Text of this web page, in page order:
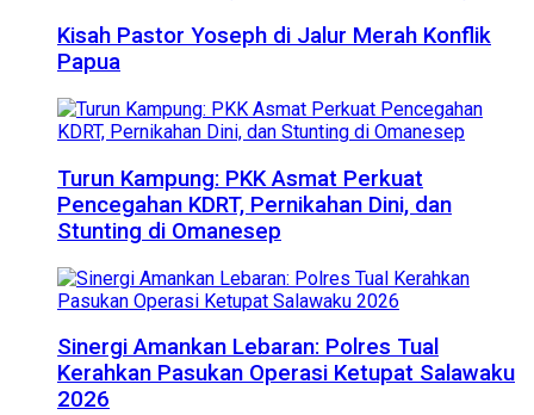
Kisah Pastor Yoseph di Jalur Merah Konflik
Papua
Turun Kampung: PKK Asmat Perkuat
Pencegahan KDRT, Pernikahan Dini, dan
Stunting di Omanesep
Sinergi Amankan Lebaran: Polres Tual
Kerahkan Pasukan Operasi Ketupat Salawaku
2026